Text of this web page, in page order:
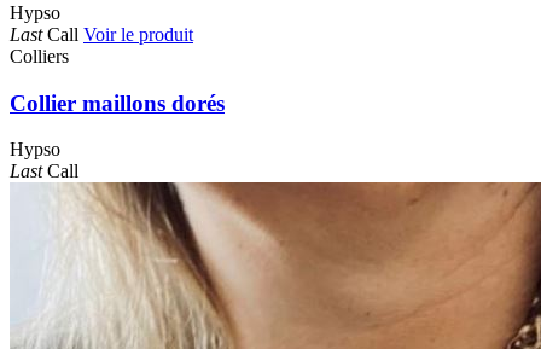
Hypso
LastCall Voir le produit
Colliers
Collier maillons dorés
Hypso
LastCall